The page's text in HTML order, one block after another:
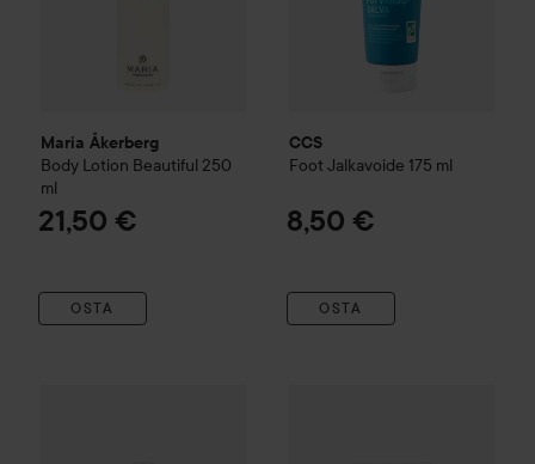
Maria Åkerberg
Body Lotion Beautiful 250
ml
21,50 €
OSTA
CCS
Foot Jalkavoide 175 ml
8,50 €
OSTA